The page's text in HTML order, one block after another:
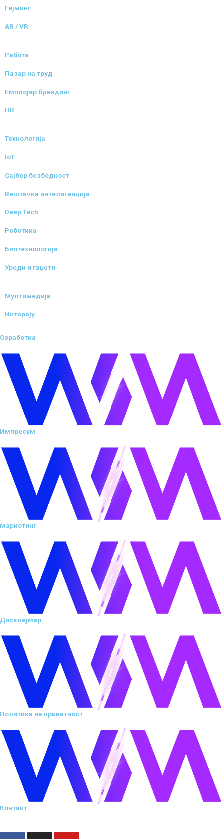
Гејминг
AR / VR
Работа
Пазар на труд
Емплојер брендинг
HR
Технологија
IoT
Сајбер безбедност
Вештачка интелигенција
Deep Tech
Роботика
Биотехнологија
Уреди и гаџети
Мултимедија
Интервју
Соработка
Импресум
Маркетинг
Дисклејмер
Политика на приватност
Контакт